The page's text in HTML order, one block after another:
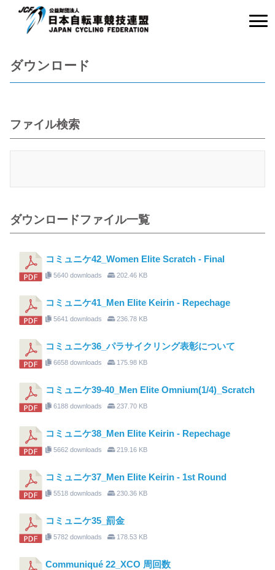
ダウンロード
ファイル検索
ダウンロードファイル一覧
コミュニケ42_Women Elite Scratch - Final
5640 downloads 202.46 KB
コミュニケ41_Men Elite Keirin - Repechage
5641 downloads 236.78 KB
コミュニケ36_パラサイクリング表彰について
6658 downloads 175.98 KB
コミュニケ39-40_Men Elite Omnium(1/4)_Scratch
6188 downloads 237.70 KB
コミュニケ38_Men Elite Keirin - Repechage
5662 downloads 219.16 KB
コミュニケ37_Men Elite Keirin - 1st Round
5518 downloads 230.36 KB
コミュニケ35_罰金
5782 downloads 178.53 KB
Communiqué 22_XCO 周回数